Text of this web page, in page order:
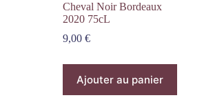
Cheval Noir Bordeaux
2020 75cL
9,00 €
Ajouter au panier